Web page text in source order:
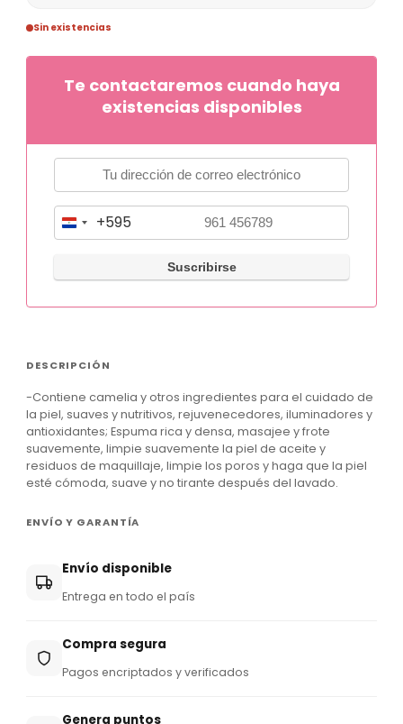
Sin existencias
Te contactaremos cuando haya
existencias disponibles
P
r
a
y
+
5
9
+595
DESCRIPCIÓN
-Contiene camelia y otros ingredientes para el cuidado de
la piel, suaves y nutritivos, rejuvenecedores, iluminadores y
antioxidantes; Espuma rica y densa, masajee y frote
suavemente, limpie suavemente la piel de aceite y
residuos de maquillaje, limpie los poros y haga que la piel
esté cómoda, suave y no tirante después del lavado.
ENVÍO Y GARANTÍA
Envío disponible
Entrega en todo el país
Compra segura
Pagos encriptados y verificados
Genera puntos